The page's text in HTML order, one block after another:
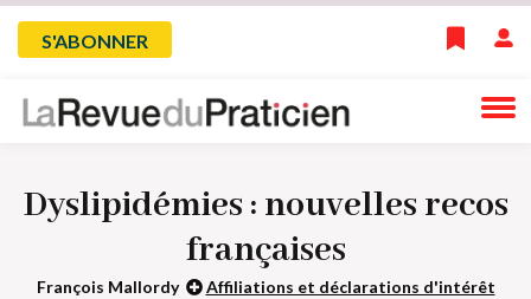
Skip
navigation
Menu
du
de
l'utilisateur
S'ABONNER
Dyslipidémies : nouvelles recos
françaises
François Mallordy
Affiliations et déclarations d'intérêt